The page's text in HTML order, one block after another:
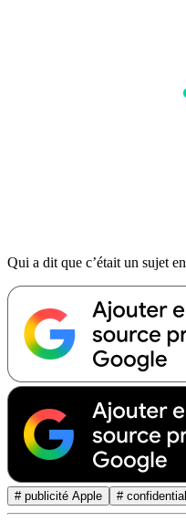
Qui a dit que c’était un sujet
# publicité Apple #